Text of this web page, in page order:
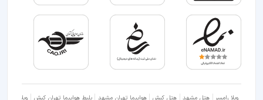
ویلا رامسر هتل مشهد هتل کیش هواپیما تهران مشهد بلیط هواپیما تهران کیش ویلا شمال